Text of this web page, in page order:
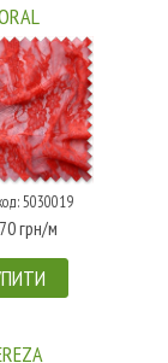
5030019
грн/м